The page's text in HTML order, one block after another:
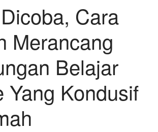
Cara
Merancang
Belajar
Yang Kondusif